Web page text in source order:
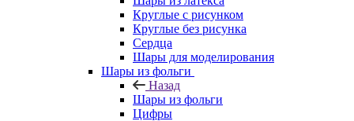
Круглые с рисунком
Круглые без рисунка
Сердца
Шары для моделирования
Шары из фольги
Назад
Шары из фольги
Цифры